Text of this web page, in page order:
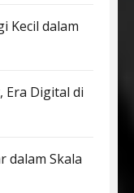
Kecil dalam
Era Digital di
dalam Skala